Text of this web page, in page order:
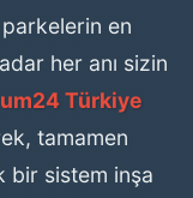
en
her anı sizin
Türkiye
tamamen
bir sistem inşa